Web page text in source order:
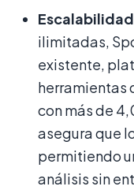
ilimitadas,
existente,
herramientas
con más de
asegura que
permitiendo
análisis sin